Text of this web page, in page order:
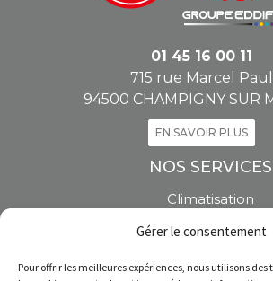
Gérer le consentement
Pour offrir les meilleures expériences, nous utilisons
01 45 16 00 11
715 rue Marcel Paul
94500 CHAMPIGNY SUR
EN SAVOIR PLUS
NOS SERVICES
Climatisation
Vente de
Entretien